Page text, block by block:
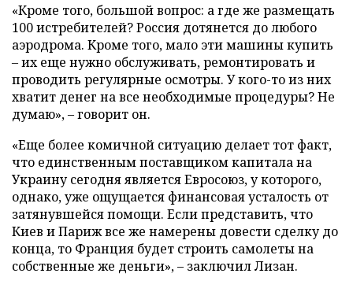
«Кроме того, большой вопрос: а где же размещать
100 истребителей? Россия дотянется до любого
аэродрома. Кроме того, мало эти машины купить
– их еще нужно обслуживать, ремонтировать и
проводить регулярные осмотры. У кого-то из них
хватит денег на все необходимые процедуры? Не
думаю», – говорит он.
«Еще более комичной ситуацию делает тот факт,
что единственным поставщиком капитала на
Украину сегодня является Евросоюз, у которого,
однако, уже ощущается финансовая усталость от
затянувшейся помощи. Если представить, что
Киев и Париж все же намерены довести сделку до
конца, то Франция будет строить самолеты на
собственные же деньги», – заключил Лизан.